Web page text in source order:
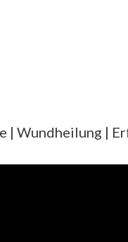
| Wundheilung |